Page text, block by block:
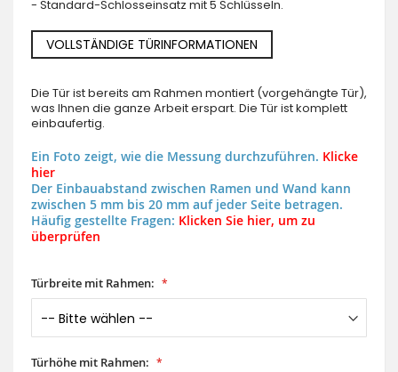
- Standard-Schlosseinsatz mit 5 Schlüsseln.
VOLLSTÄNDIGE TÜRINFORMATIONEN
Die Tür ist bereits am Rahmen montiert (vorgehängte Tür),
was Ihnen die ganze Arbeit erspart. Die Tür ist komplett
einbaufertig.
Ein Foto zeigt, wie die Messung durchzuführen. Klicke
hier
Der Einbauabstand zwischen Ramen und Wand kann
zwischen 5 mm bis 20 mm auf jeder Seite betragen.
Häufig gestellte Fragen: Klicken Sie hier, um zu
überprüfen
Türbreite mit Rahmen:
Türhöhe mit Rahmen: